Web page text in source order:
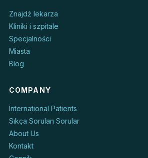
Znajdź lekarza
Kliniki i szpitale
Specjalności
Miasta
Blog
COMPANY
International Patients
Sıkça Sorulan Sorular
About Us
Kontakt